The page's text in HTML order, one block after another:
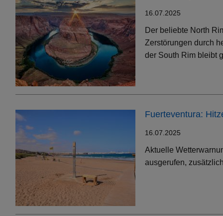
16.07.2025
Der beliebte North
Zerstörungen durch
der South Rim bleibt
Fuerteventura:
16.07.2025
Aktuelle
ausgerufen,